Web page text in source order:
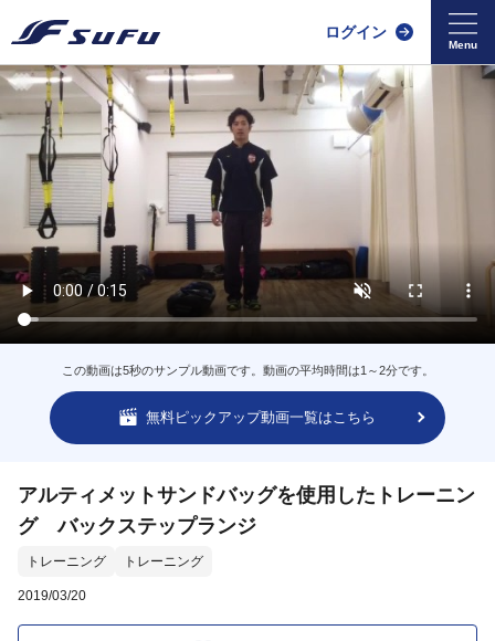
ログイン
この動画は5秒のサンプル動画です。動画の平均時間は1～2分です。
無料ピックアップ動画一覧はこちら
アルティメットサンドバッグを使用したトレーニン
グ バックステップランジ
トレーニング トレーニング
2019/03/20